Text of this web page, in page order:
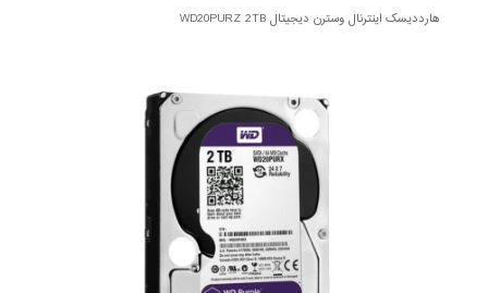
هارددیسک اینترنال وسترن دیجیتال WD20PURZ 2TB